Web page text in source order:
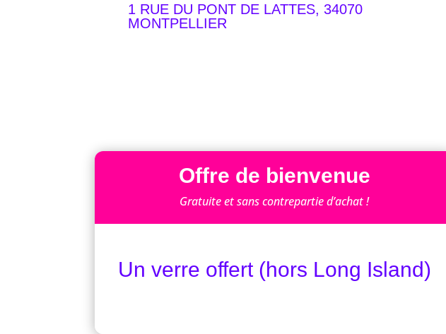
1 RUE DU PONT DE LATTES, 34070
MONTPELLIER
Offre de bienvenue
Gratuite et sans contrepartie d’achat !
Un verre offert (hors Long Island)